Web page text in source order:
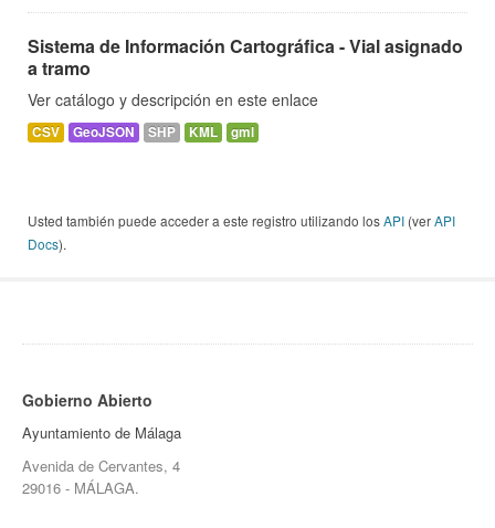
Sistema de Información Cartográfica - Vial asignado
a tramo
Ver catálogo y descripción en este enlace
CSV GeoJSON SHP KML gml
Usted también puede acceder a este registro utilizando losAPI (verAPI
Docs).
Gobierno Abierto
Ayuntamiento de Málaga
Avenida de Cervantes, 4
29016 - MÁLAGA.